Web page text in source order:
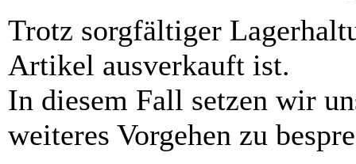
Trotz sorgfältiger
Artikel ausverkauft ist.
In diesem Fall setzen wir
weiteres Vorgehen zu